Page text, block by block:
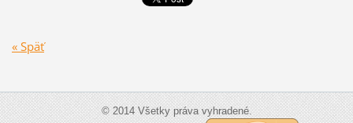
« Späť
© 2014 Všetky práva vyhradené.